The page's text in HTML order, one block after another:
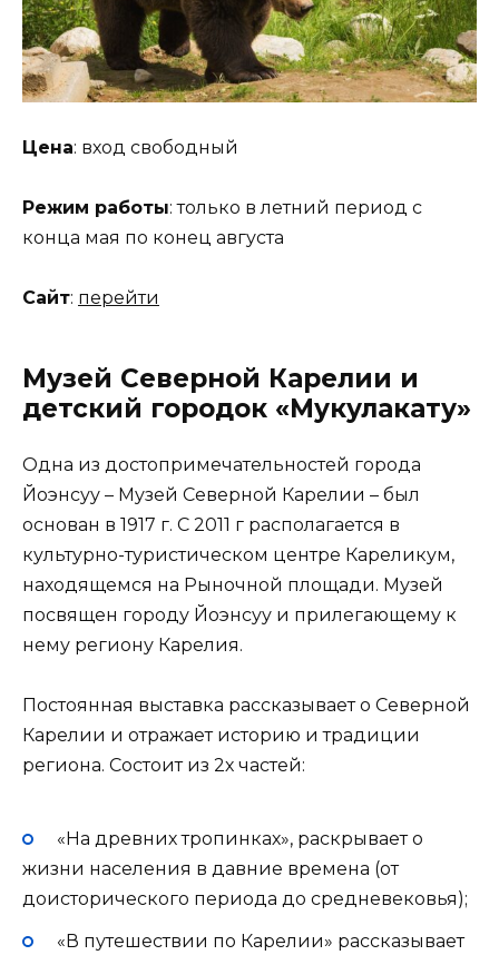
Цена: вход свободный
Режим работы: только в летний период с
конца мая по конец августа
Сайт: перейти
Музей Северной Карелии и
детский городок «Мукулакату»
Одна из достопримечательностей города
Йоэнсуу – Музей Северной Карелии – был
основан в 1917 г. С 2011 г располагается в
культурно-туристическом центре Кареликум,
находящемся на Рыночной площади. Музей
посвящен городу Йоэнсуу и прилегающему к
нему региону Карелия.
Постоянная выставка рассказывает о Северной
Карелии и отражает историю и традиции
региона. Состоит из 2х частей:
«На древних тропинках», раскрывает о
жизни населения в давние времена (от
доисторического периода до средневековья);
«В путешествии по Карелии» рассказывает